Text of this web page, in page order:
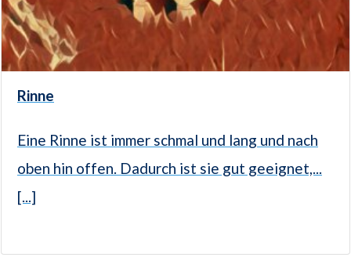
Rinne
Eine Rinne ist immer schmal und lang und nach
oben hin offen. Dadurch ist sie gut geeignet,...
[...]